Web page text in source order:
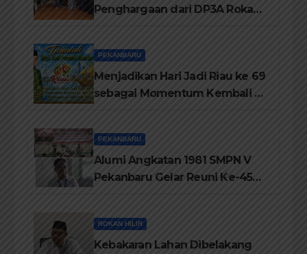
Penghargaan dari DP3A Rokan
PEKANBARU
Menjadikan Hari Jadi Riau ke 69
sebagai Momentum Kembali ke
PEKANBARU
Alumi Angkatan 1981 SMPN V
Pekanbaru Gelar Reuni Ke-45
ROKAN HILIR
Kebakaran Lahan Dibelakang